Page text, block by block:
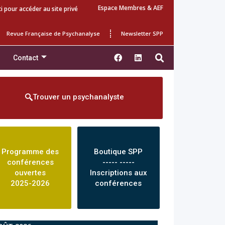
pour accéder au site privé Espace Membres & AEF
Revue Française de Psychanalyse Newsletter SPP
Contact
Trouver un psychanalyste
Programme des
conférences
ouvertes
2025-2026
Boutique SPP
----- -----
Inscriptions aux
conférences